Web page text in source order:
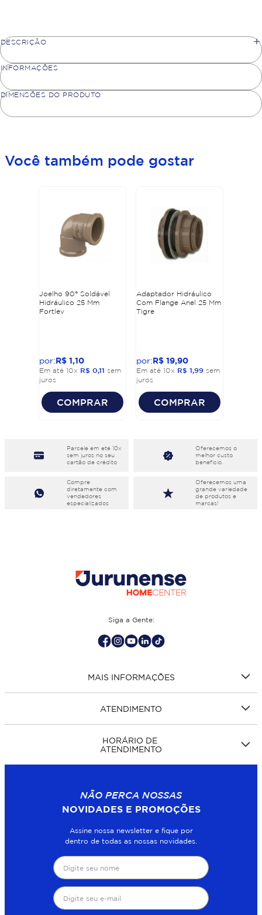
DESCRIÇÃO
INFORMAÇÕES
DIMENSÕES DO PRODUTO
Você também pode gostar
Joelho 90° Soldável
Hidráulico 25 Mm
Fortlev
R$ 1,10
Em até 10x R$ 0,11 sem
juros
COMPRAR
Adaptador Hidráulico
Com Flange Anel 25 Mm
Tigre
R$ 19,90
Em até 10x R$ 1,99 sem
juros
COMPRAR
Parcele em eté 10x
sem juros no seu
cartão de crédito
Oferecemos o
melhor custo
benefício.
Compre
diretamente com
vendedores
especializados
Oferecemos uma
grande variedade
de produtos e
marcas!
Siga a Gente:
MAIS INFORMAÇÕES
ATENDIMENTO
HORÁRIO DE
ATENDIMENTO
NÃO PERCA NOSSAS
NOVIDADES E PROMOÇÕES
Assine nossa newsletter e fique por
dentro de todas as nossas novidades.